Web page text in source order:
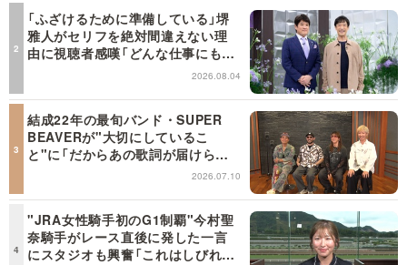
「ふざけるために準備している」堺
雅人がセリフを絶対間違えない理
由に視聴者感嘆「どんな仕事にも当
てはまる」【日曜日の初耳学】2026.08.04
結成22年の最旬バンド・SUPER
BEAVERが"大切にしているこ
と"に「だからあの歌詞が届けられ
るんだ」共感の声＜日曜日の初耳学
2026.07.10
"JRA女性騎手初のG1制覇"今村聖
奈騎手がレース直後に発した一言
にスタジオも興奮「これはしびれ